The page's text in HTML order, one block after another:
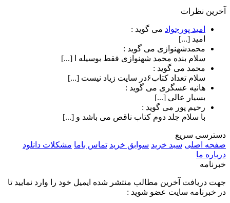
آخرین نظرات
امید پورجواد می گوید :
امید [...]
محمدشهنوازی می گوید :
سلام بنده محمد شهنوازی فقط بوسیله ا [...]
محمد می گوید :
سلام تعداد کتاب۶در سایت زیاد نیست [...]
هانیه عسگری می گوید :
بسیار عالی [...]
رحیم پور می گوید :
با سلام جلد دوم کتاب ناقص می باشد و [...]
دسترسی سریع
صفحه اصلی سبد خرید سوابق خرید تماس باما مشکلات دانلود
درباره ما
خبرنامه
جهت دریافت آخرین مطالب منتشر شده ایمیل خود را وارد نمایید تا
در خبرنامه سایت عضو شوید :